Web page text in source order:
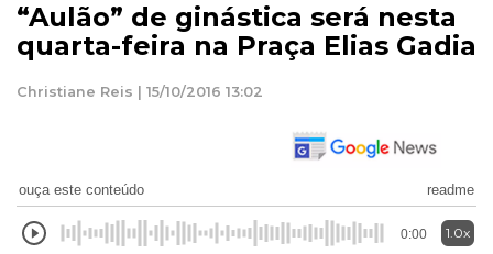
“Aulão” de ginástica será nesta
quarta-feira na Praça Elias Gadia
Christiane Reis | 15/10/2016 13:02
ouça este conteúdo readme
0:00 1.0x